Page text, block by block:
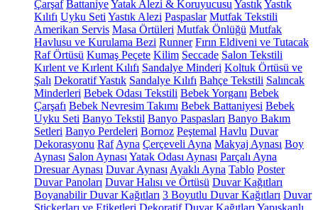
Çarşaf BattaniyeYatak Alezi & Koruyucusu YastıkYastık
Kılıfı Uyku Seti Yastık Alezi Paspaslar Mutfak Tekstili
Amerikan Servis Masa Örtüleri Mutfak Önlüğü Mutfak
Havlusu ve Kurulama Bezi Runner Fırın Eldiveni ve Tutacak
Raf Örtüsü Kumaş Peçete Kilim Seccade Salon Tekstili
Kırlent ve Kırlent Kılıfı Sandalye Minderi Koltuk Örtüsü ve
Şalı Dekoratif Yastık Sandalye Kılıfı Bahçe Tekstili Salıncak
Minderleri Bebek Odası Tekstili Bebek Yorganı Bebek
Çarşafı Bebek Nevresim Takımı Bebek Battaniyesi Bebek
Uyku Seti Banyo Tekstil Banyo Paspasları Banyo Bakım
Setleri Banyo Perdeleri Bornoz Peştemal Havlu Duvar
Dekorasyonu Raf Ayna Çerçeveli Ayna Makyaj Aynası Boy
Aynası Salon Aynası Yatak Odası Aynası Parçalı Ayna
Dresuar Aynası Duvar Aynası Ayaklı Ayna Tablo Poster
Duvar Panoları Duvar Halısı ve Örtüsü Duvar Kağıtları
Boyanabilir Duvar Kağıtları 3 Boyutlu Duvar Kağıtları Duvar
Stickerları ve Etiketleri Dekoratif Duvar Kağıtları Yapışkanlı